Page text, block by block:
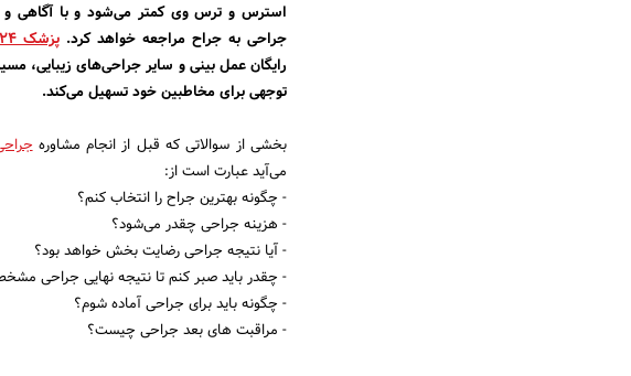
استرس و ترس وی کمتر می‌شود و با آگاهی و
جراحی به جراح مراجعه خواهد کرد. پزشک 24
رایگان عمل بینی و سایر جراحی‌های زیبایی،
توجهی برای مخاطبین خود تسهیل می‌کند.
بخشی از سوالاتی که قبل از انجام مشاوره
می‌آید عبارت است از:
- چگونه بهترین جراح را انتخاب کنم؟
- هزینه جراحی چقدر می‌شود؟
- آیا نتیجه جراحی رضایت بخش خواهد بود؟
- چقدر باید صبر کنم تا نتیجه نهایی جراحی
- چگونه باید برای جراحی آماده شوم؟
- مراقبت های بعد جراحی چیست؟